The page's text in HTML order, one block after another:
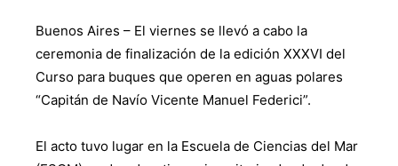
Buenos Aires – El viernes se llevó a cabo la
ceremonia de finalización de la edición XXXVI del
Curso para buques que operen en aguas polares
“Capitán de Navío Vicente Manuel Federici”.
El acto tuvo lugar en la Escuela de Ciencias del Mar